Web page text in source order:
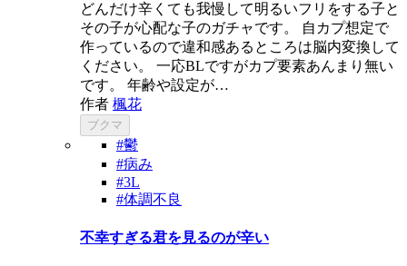
どんだけ辛くても我慢して明るいフリをする子と
その子が心配な子のガチャです。 自カプ想定で
作っているので違和感あるところは脳内変換して
ください。 一応BLですがカプ要素あんまり無い
です。 年齢や設定が…
作者 楓花
ブクマ
#鬱
#病み
#3L
#体調不良
不幸すぎる君を見るのが辛い